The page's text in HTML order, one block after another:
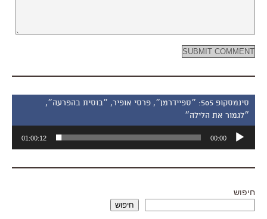
סינמסקופ 505: ״ספיידרמן״, פרסי אופיר, ״בוסית בהפרעה״,
״לגמור את הלילה״
אודיו
00:00
01:00:12
חיפוש
חיפוש